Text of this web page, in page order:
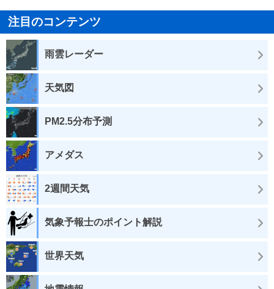
注目のコンテンツ
雨雲レーダー
天気図
PM2.5分布予測
アメダス
2週間天気
気象予報士のポイント解説
世界天気